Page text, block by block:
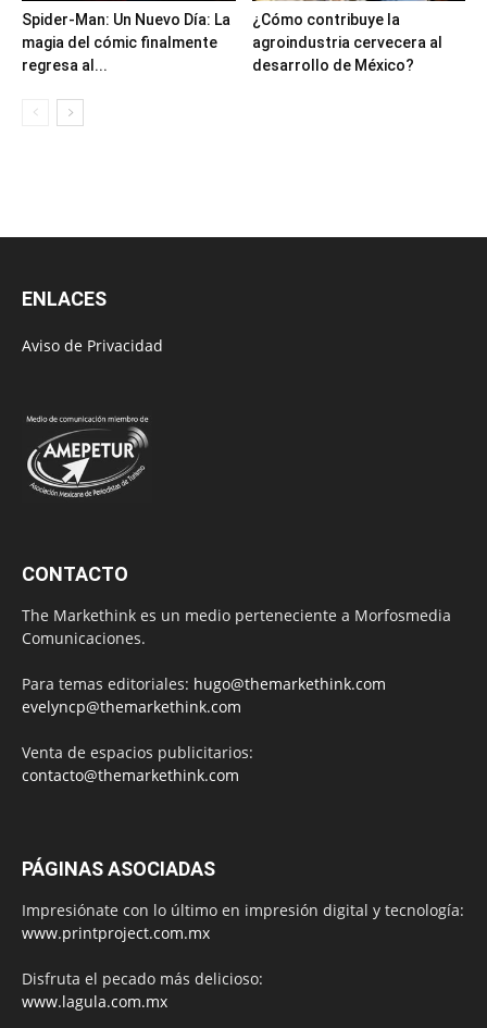
Spider-Man: Un Nuevo Día: La
magia del cómic finalmente
regresa al...
¿Cómo contribuye la
agroindustria cervecera al
desarrollo de México?
ENLACES
Aviso de Privacidad
CONTACTO
The Markethink es un medio perteneciente a Morfosmedia
Comunicaciones.
Para temas editoriales: hugo@themarkethink.com
evelyncp@themarkethink.com
Venta de espacios publicitarios:
contacto@themarkethink.com
PÁGINAS ASOCIADAS
Impresiónate con lo último en impresión digital y tecnología:
www.printproject.com.mx
Disfruta el pecado más delicioso:
www.lagula.com.mx